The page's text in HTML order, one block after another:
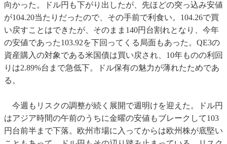
向かった。ドル円も下がり出したが、先ほどの突っ込み安値
が104.20当たりだったので、その手前で利食い。104.26で買
い戻すことはできたが、そのまま140円台割れとなり、今年
の安値であった103.92を下回ってくる局面もあった。QE3の
資産購入の対象である米国債は買い戻され、10年ものの利回
りは2.89%台まで急低下。ドル保有の魅力が薄れたためであ
る。
今週もリスクの調整が続く展開で週明けを迎えた。ドル円
はアジア時間の午前のうちに金曜の安値もブレークして103
円台前半まで下落。欧州市場に入ってからは欧州株が底堅い